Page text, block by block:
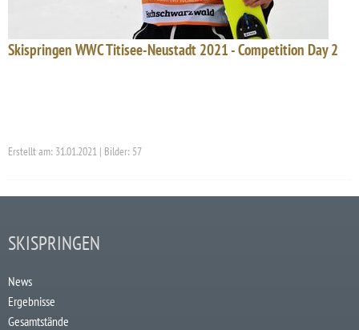
Skispringen WWC Titisee-Neustadt 2021 - Competition Day 2
Erstellt am: 31.01.2021 | Bilder: 57
SKISPRINGEN
News
Ergebnisse
Gesamtstände